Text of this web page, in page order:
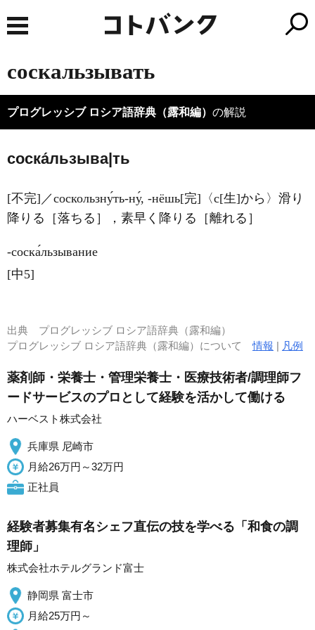
соскальзывать
プログレッシブ ロシア語辞典（露和編） の解説
соска́льзыва|ть
[不完]／соскользну́ть-ну́, -нёшь[完]〈с[生]から〉滑り
降りる［落ちる］，素早く降りる［離れる］
‐соска́льзывание
[中5]
出典 プログレッシブ ロシア語辞典（露和編）
プログレッシブ ロシア語辞典（露和編）について情報 | 凡例
薬剤師・栄養士・管理栄養士・医療技術者/調理師フ
ードサービスのプロとして経験を活かして働ける
ハーベスト株式会社
兵庫県 尼崎市
月給26万円～32万円
正社員
経験者募集有名シェフ直伝の技を学べる「和食の調
理師」
株式会社ホテルグランド富士
静岡県 富士市
月給25万円～